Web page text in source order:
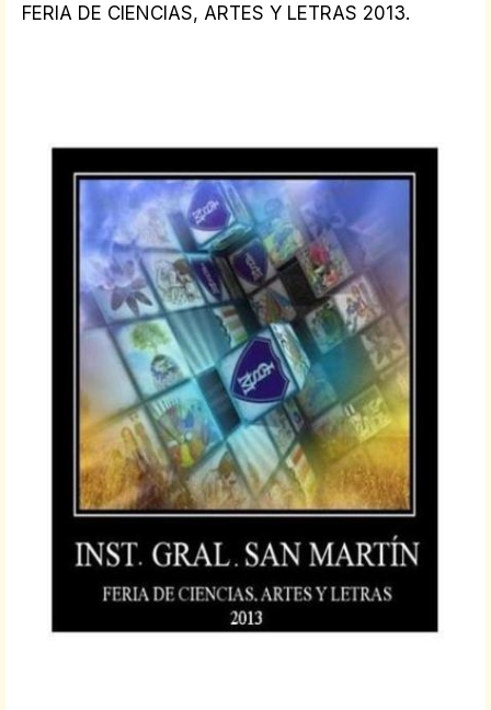
FERIA DE CIENCIAS, ARTES Y LETRAS 2013.